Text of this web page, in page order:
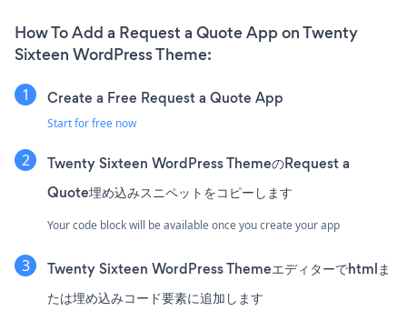
How To Add a Request a Quote App on Twenty
Sixteen WordPress Theme:
Create a Free Request a Quote App
Start for free now
Twenty Sixteen WordPress ThemeのRequest a
Quote埋め込みスニペットをコピーします
Your code block will be available once you create your app
Twenty Sixteen WordPress Themeエディターでhtmlま
たは埋め込みコード要素に追加します